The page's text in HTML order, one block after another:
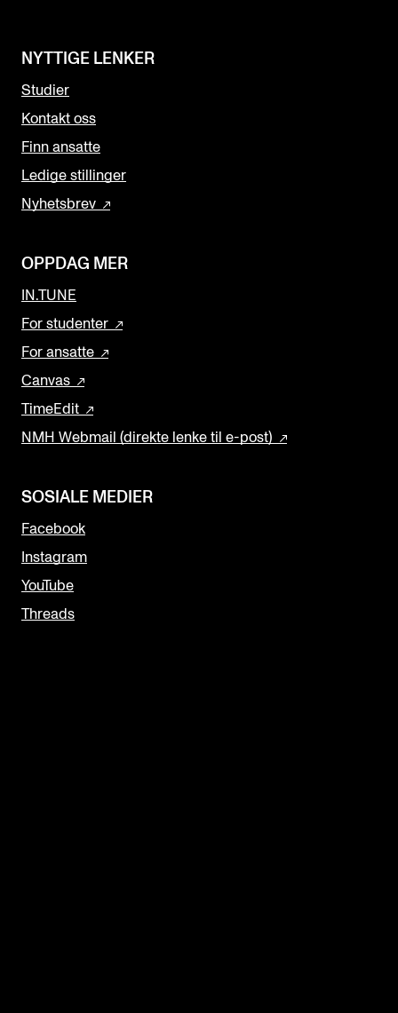
NYTTIGE LENKER
Studier
Kontakt oss
Finn ansatte
Ledige stillinger
Nyhetsbrev
OPPDAG MER
IN.TUNE
For studenter
For ansatte
Canvas
TimeEdit
NMH Webmail (direkte lenke til e-post)
SOSIALE MEDIER
Facebook
Instagram
YouTube
Threads